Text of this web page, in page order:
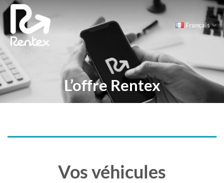
Passer
au
contenu
Français
L’offre Rentex
Vos véhicules